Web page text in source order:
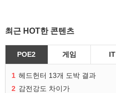
최근 HOT한 콘텐츠
POE2 게임 IT
1 헤드헌터 13개 도박 결과
2 감전강도 차이가